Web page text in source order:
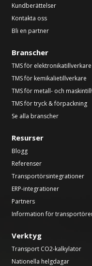
Kundberättelser
Kontakta oss
Bli en partner
Branscher
TMS för elektronikatillverkare
TMS för kemikalietillverkare
TMS för metall- och
TMS för tryck & förpackning
Se alla branscher
Resurser
Blogg
Referenser
Transportörsintegrationer
ERP-integrationer
Partners
Information för
Verktyg
Transport CO2-kalkylator
Nationella helgdagar